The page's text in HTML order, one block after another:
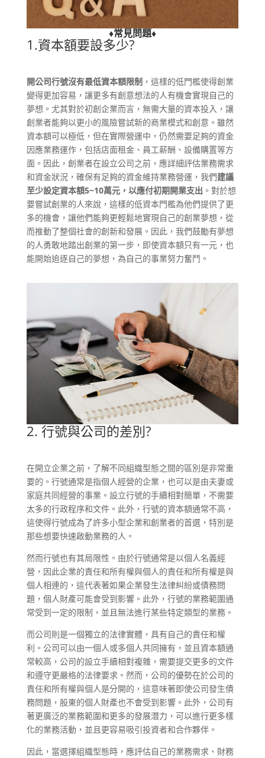
♦常見問題♦
1.資本額要設多少?
開公司行號沒有最低資本額限制，這樣的低門檻使得創業
變得更加容易，讓更多有創意想法的人有機會實現自己的
夢想。尤其對於初創企業而言，無需大量的資本投入，讓
創業者能夠以更小的風險嘗試新的商業模式和創意。雖然
資本額可以極低，但在實際營運中，仍然需要足夠的資金
因應業務運作，包括店面租金、員工薪酬、設備購置等方
面。因此，創業者在設立公司之前，應詳細評估業務需求
和資金狀況，確保有足夠的資金維持業務營運，我們建議
至少設定資本額5~10萬元，以應付初期開業支出 。對於想
要嘗試創業的人來說，這樣的低資本門檻為他們提供了更
多的機會，讓他們能夠更輕鬆地實現自己的創業夢想，從
而推動了整個社會的創新和發展。因此，我們鼓勵有夢想
的人勇敢地踏出創業的第一步，即使資本額只有一元，也
能開始追逐自己的夢想，為自己的事業努力奮鬥。
2. 行號與公司的差別?
在開立企業之前，了解不同組織型態之間的區別是非常重
要的。行號通常是指個人經營的企業，也可以是由夫妻或
家庭共同經營的事業。設立行號的手續相對簡單，不需要
太多的行政程序和文件。此外，行號的資本額通常不高，
這使得行號成為了許多小型企業和創業者的首選，特別是
那些想要快速啟動業務的人。
然而行號也有其局限性。由於行號通常是以個人名義經
營，因此企業的責任和所有權與個人的責任和所有權是與
個人相連的，這代表著如果企業發生法律糾紛或債務問
題，個人財產可能會受到影響。此外，行號的業務範圍通
常受到一定的限制，並且無法進行某些特定類型的業務。
而公司則是一個獨立的法律實體，具有自己的責任和權
利。公司可以由一個人或多個人共同擁有，並且資本額通
常較高，公司的設立手續相對複雜，需要提交更多的文件
和遵守更嚴格的法律要求。然而，公司的優勢在於公司的
責任和所有權與個人是分開的，這意味著即使公司發生債
務問題，股東的個人財產也不會受到影響。此外，公司有
著更廣泛的業務範圍和更多的發展潛力，可以進行更多樣
化的業務活動，並且更容易吸引投資者和合作夥伴。
因此，當選擇組織型態時，應評估自己的業務需求、財務